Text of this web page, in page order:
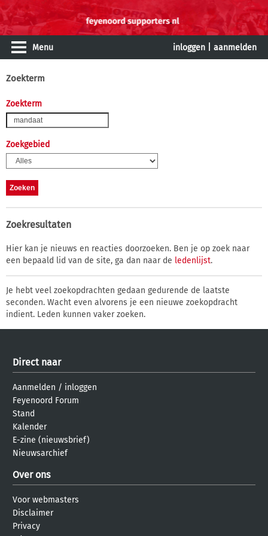
Menu inloggen aanmelden
Zoekterm
Zoekterm
Zoekgebied
Zoekresultaten
Hier kan je nieuws en reacties doorzoeken. Ben je op zoek naar
een bepaald lid van de site, ga dan naar de ledenlijst.
Je hebt veel zoekopdrachten gedaan gedurende de laatste
seconden. Wacht even alvorens je een nieuwe zoekopdracht
indient. Leden kunnen vaker zoeken.
Direct naar
Aanmelden / inloggen
Feyenoord Forum
Stand
Kalender
E-zine (nieuwsbrief)
Nieuwsarchief
Over ons
Voor webmasters
Disclaimer
Privacy